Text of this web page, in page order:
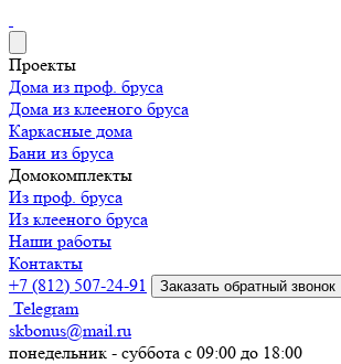
Проекты
Дома из проф. бруса
Дома из клееного бруса
Каркасные дома
Бани из бруса
Домокомплекты
Из проф. бруса
Из клееного бруса
Наши работы
Контакты
+7 (812) 507-24-91
Заказать обратный звонок
Telegram
skbonus@mail.ru
понедельник - суббота с 09:00 до 18:00